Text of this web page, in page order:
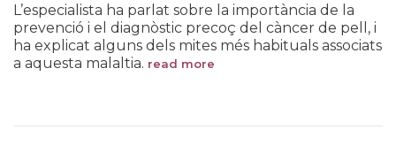
L’especialista ha parlat sobre la importància de la
prevenció i el diagnòstic precoç del càncer de pell, i
ha explicat alguns dels mites més habituals associats
a aquesta malaltia. read more